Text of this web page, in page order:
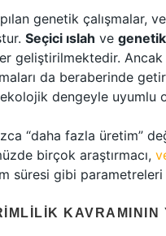
genetik çalışmalar,
Seçici ıslah ve
geliştirilmektedir. Ancak
da beraberinde
ekolojik dengeyle uyumlu
“daha fazla üretim”
birçok araştırmacı,
süresi gibi
KAVRAMININ